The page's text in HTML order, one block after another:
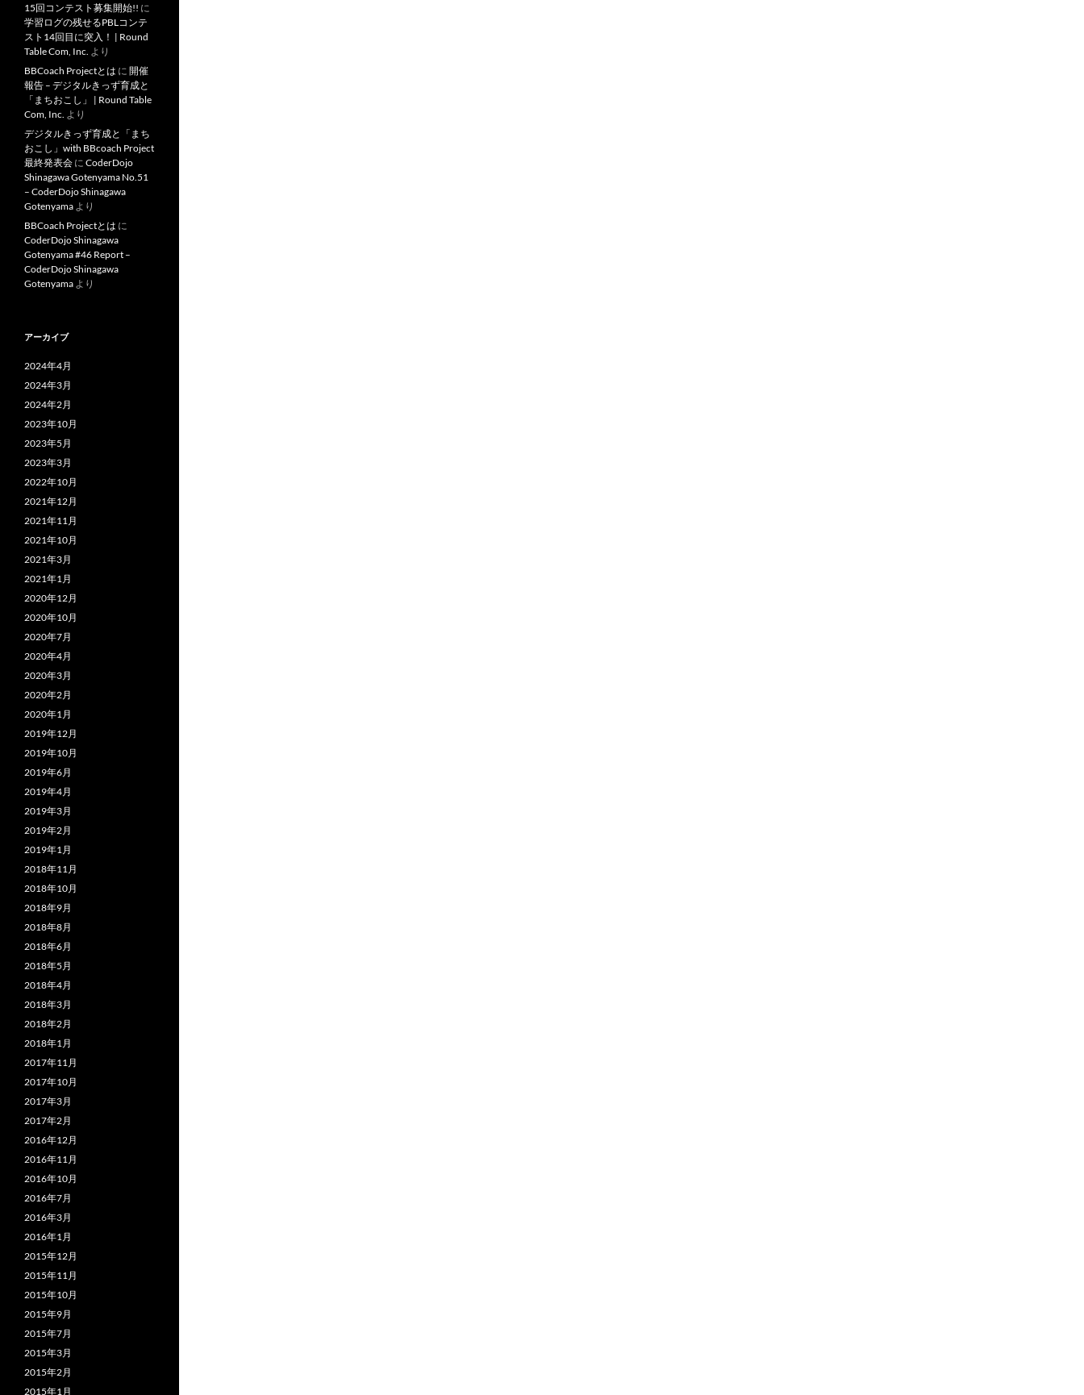
15回コンテスト募集開始!! に
学習ログの残せるPBLコンテ
スト14回目に突入！ | Round
Table Com, Inc. より
BBCoach Projectとは に 開催
報告 – デジタルきっず育成と
「まちおこし」 | Round Table
Com, Inc. より
デジタルきっず育成と「まち
おこし」with BBcoach Project
最終発表会 に CoderDojo
Shinagawa Gotenyama No.51
– CoderDojo Shinagawa
Gotenyama より
BBCoach Projectとは に
CoderDojo Shinagawa
Gotenyama #46 Report –
CoderDojo Shinagawa
Gotenyama より
アーカイブ
2024年4月
2024年3月
2024年2月
2023年10月
2023年5月
2023年3月
2022年10月
2021年12月
2021年11月
2021年10月
2021年3月
2021年1月
2020年12月
2020年10月
2020年7月
2020年4月
2020年3月
2020年2月
2020年1月
2019年12月
2019年10月
2019年6月
2019年4月
2019年3月
2019年2月
2019年1月
2018年11月
2018年10月
2018年9月
2018年8月
2018年6月
2018年5月
2018年4月
2018年3月
2018年2月
2018年1月
2017年11月
2017年10月
2017年3月
2017年2月
2016年12月
2016年11月
2016年10月
2016年7月
2016年3月
2016年1月
2015年12月
2015年11月
2015年10月
2015年9月
2015年7月
2015年3月
2015年2月
2015年1月